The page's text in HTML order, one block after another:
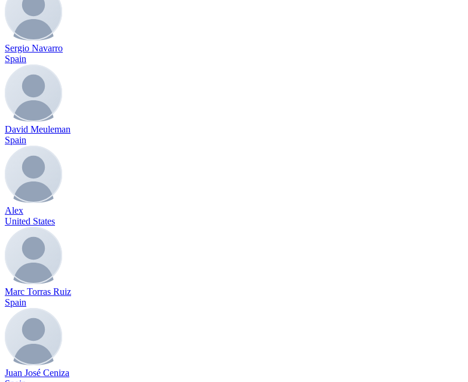
Sergio Navarro
Spain
David Meuleman
Spain
Alex
United States
Marc Torras Ruiz
Spain
Juan José Ceniza